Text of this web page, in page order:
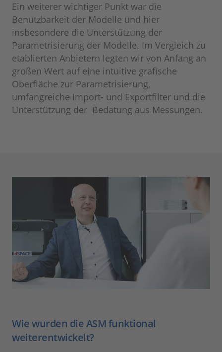
Ein weiterer wichtiger Punkt war die
Benutzbarkeit der Modelle und hier
insbesondere die Unterstützung der
Parametrisierung der Modelle. Im Vergleich zu
etablierten Anbietern legten wir von Anfang an
großen Wert auf eine intuitive grafische
Oberfläche zur Parametrisierung,
umfangreiche Import- und Exportfilter und die
Unterstützung der Bedatung aus Messungen.
Wie wurden die ASM funktional
weiterentwickelt?